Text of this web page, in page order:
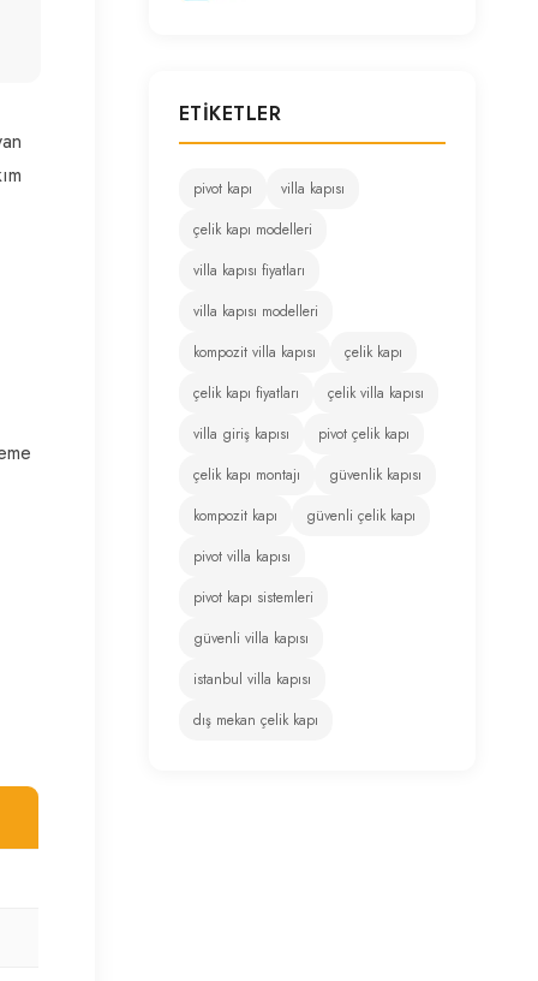
ETIKETLER
pivot kapı
villa kapısı
çelik kapı modelleri
villa kapısı fiyatları
villa kapısı modelleri
kompozit villa kapısı
çelik kapı
çelik kapı fiyatları
çelik villa kapısı
villa giriş kapısı
pivot çelik kapı
çelik kapı montajı
güvenlik kapısı
kompozit kapı
güvenli çelik kapı
pivot villa kapısı
pivot kapı sistemleri
güvenli villa kapısı
istanbul villa kapısı
dış mekan çelik kapı